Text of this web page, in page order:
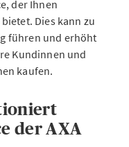
der Ihnen
Dies kann zu
führen und erhöht
Kundinnen und
kaufen.
der AXA